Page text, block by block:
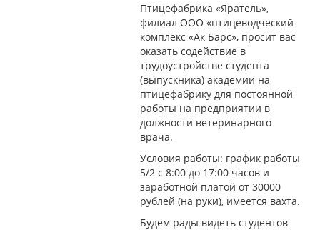
Птицефабрика «Яратель»,
филиал ООО «птицеводческий
комплекс «Ак Барс», просит вас
оказать содействие в
трудоустройстве студента
(выпускника) академии на
птицефабрику для постоянной
работы на предприятии в
должности ветеринарного
врача.
Условия работы: график работы
5/2 с 8:00 до 17:00 часов и
заработной платой от 30000
рублей (на руки), имеется вахта.
Будем рады видеть студентов